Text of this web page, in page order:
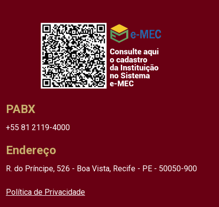
PABX
+55 81 2119-4000
Endereço
R. do Príncipe, 526 - Boa Vista, Recife - PE - 50050-900
Política de Privacidade